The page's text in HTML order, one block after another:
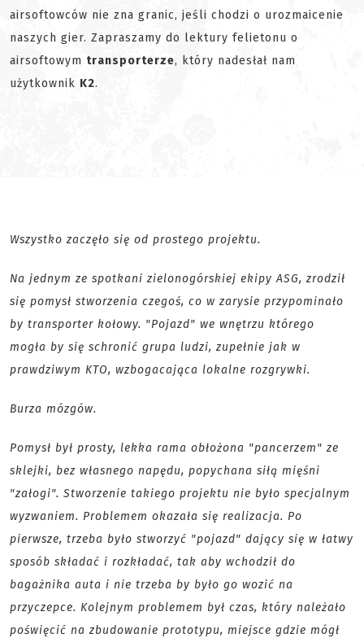
airsoftowców nie zna granic, jeśli chodzi o urozmaicenie
naszych gier. Zapraszamy do lektury felietonu o
airsoftowym transporterze, który nadesłał nam
użytkownik K2.
Wszystko zaczęło się od prostego projektu.
Na jednym ze spotkani zielonogórskiej ekipy ASG, zrodził
się pomysł stworzenia czegoś, co w zarysie przypominało
by transporter kołowy. "Pojazd" we wnętrzu którego
mogła by się schronić grupa ludzi, zupełnie jak w
prawdziwym KTO, wzbogacająca lokalne rozgrywki.
Burza mózgów.
Pomysł był prosty, lekka rama obłożona "pancerzem" ze
sklejki, bez własnego napędu, popychana siłą mięśni
"załogi". Stworzenie takiego projektu nie było specjalnym
wyzwaniem. Problemem okazała się realizacja. Po
pierwsze, trzeba było stworzyć "pojazd" dający się w łatwy
sposób składać i rozkładać, tak aby wchodził do
bagażnika auta i nie trzeba by było go wozić na
przyczepce. Kolejnym problemem był czas, który należało
poświęcić na zbudowanie prototypu, miejsce gdzie mógł